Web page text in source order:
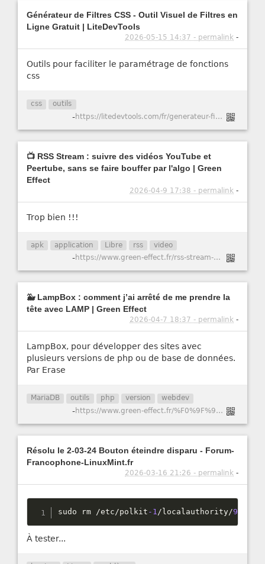
Générateur de Filtres CSS - Outil Visuel de Filtres en
Ligne Gratuit | LiteDevTools
2026-05-15 14:37 - permalink -
Outils pour faciliter le paramétrage de fonctions
css
css outils
- https://litedevtools.com/fr/generateur-filtre-css/
📺 RSS Stream : suivre des vidéos YouTube et
Peertube, sans se faire bouffer par l'algo | Green
Effect
2026-04-9 17:38 - permalink -
Trop bien !!!
apk application Libre rss video
- https://www.green-effect.fr/rss-stream-suivre-des-videos-youtube-et-peertube-sans-se-faire-bouffer-par-l-algo
🐳 LampBox : comment j’ai arrêté de me prendre la
tête avec LAMP | Green Effect
2026-04-7 18:37 - permalink -
LampBox, pour développer des sites avec
plusieurs versions de php ou de base de données.
Par Erase
MariaDB outils php version webdev
- https://www.green-effect.fr/%F0%9F%90%B3-lampbox-comment-j%E2%80%99ai-arr%C3%AAt%C3%A9-de-me-prendre-la-t%C3%AAte-avec-lamp
Résolu le 2-03-24 Bouton éteindre disparu - Forum-
Francophone-LinuxMint.fr
2026-03-16 21:26 - permalink -
sudo rm /etc/polkit -1/ localauthority/90
À tester...